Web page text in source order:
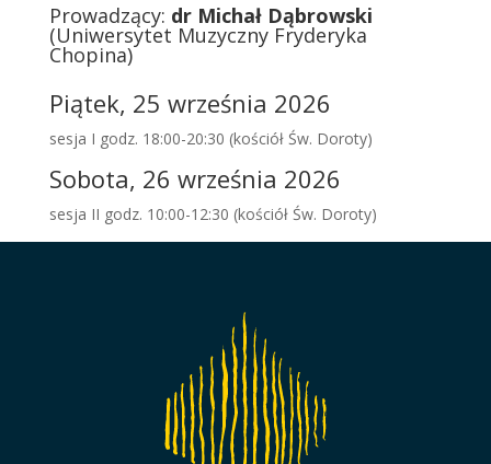
Prowadzący: dr Michał Dąbrowski
(Uniwersytet Muzyczny Fryderyka
Chopina)
Piątek, 25 września 2026
sesja I godz. 18:00-20:30 (kościół Św. Doroty)
Sobota, 26 września 2026
sesja II godz. 10:00-12:30 (kościół Św. Doroty)